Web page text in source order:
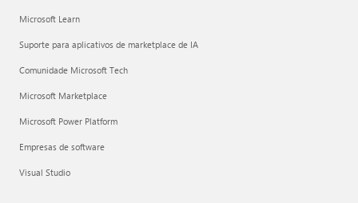
Microsoft Learn
Suporte para aplicativos de marketplace de IA
Comunidade Microsoft Tech
Microsoft Marketplace
Microsoft Power Platform
Empresas de software
Visual Studio